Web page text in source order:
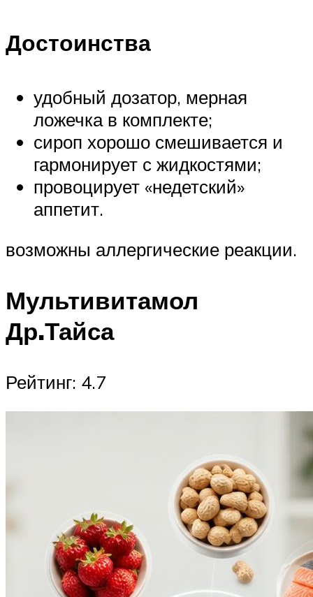
Достоинства
удобный дозатор, мерная
ложечка в комплекте;
сироп хорошо смешивается и
гармонирует с жидкостями;
провоцирует «недетский»
аппетит.
возможны аллергические реакции.
Мультивитамол
Др.Тайса
Рейтинг: 4.7